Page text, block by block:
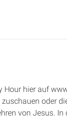
hier auf
oder
von Jesus.